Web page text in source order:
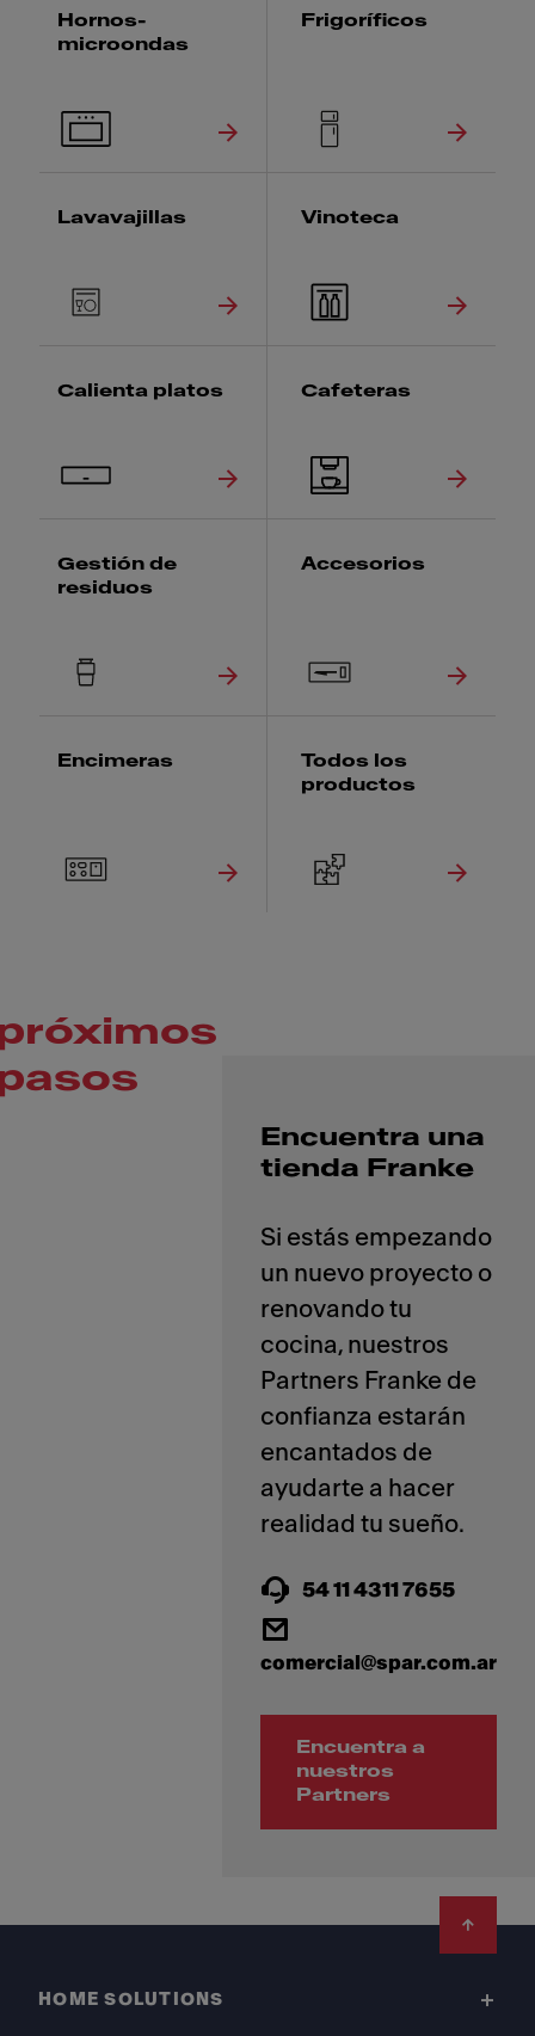
Hornos-
microondas
Frigoríficos
Lavavajillas Vinoteca
Calienta platos Cafeteras
Gestión de
residuos
Accesorios
Encimeras
Todos los
productos
Encuentra una
tienda Franke
Si estás empezando
un nuevo proyecto o
renovando tu
cocina, nuestros
Partners Franke de
confianza estarán
encantados de
ayudarte a hacer
54 11 4311 7655
comercial@spar.com.ar
Encuentra a
nuestros
Partners
HOME SOLUTIONS